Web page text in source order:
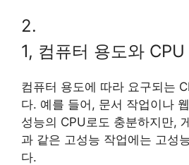
2.
1, 컴퓨터 용도와
컴퓨터 용도에 따라 요구되는
다. 예를 들어, 문서 작업이나
성능의 CPU로도 충분하지만,
과 같은 고성능 작업에는 고성
다.